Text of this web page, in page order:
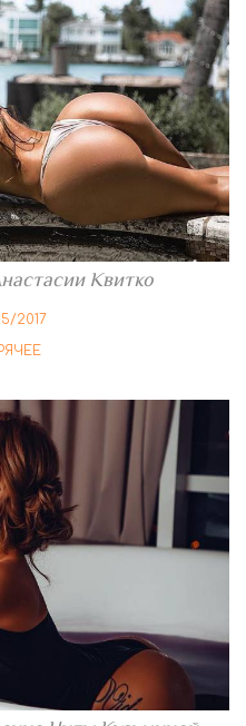
Квитко
2017